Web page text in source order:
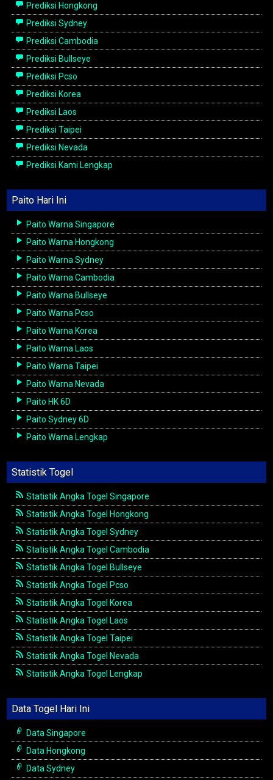
Prediksi Hongkong
Prediksi Sydney
Prediksi Cambodia
Prediksi Bullseye
Prediksi Pcso
Prediksi Korea
Prediksi Laos
Prediksi Taipei
Prediksi Nevada
Prediksi Kami Lengkap
Paito Hari Ini
Paito Warna Singapore
Paito Warna Hongkong
Paito Warna Sydney
Paito Warna Cambodia
Paito Warna Bullseye
Paito Warna Pcso
Paito Warna Korea
Paito Warna Laos
Paito Warna Taipei
Paito Warna Nevada
Paito HK 6D
Paito Sydney 6D
Paito Warna Lengkap
Statistik Togel
Statistik Angka Togel Singapore
Statistik Angka Togel Hongkong
Statistik Angka Togel Sydney
Statistik Angka Togel Cambodia
Statistik Angka Togel Bullseye
Statistik Angka Togel Pcso
Statistik Angka Togel Korea
Statistik Angka Togel Laos
Statistik Angka Togel Taipei
Statistik Angka Togel Nevada
Statistik Angka Togel Lengkap
Data Togel Hari Ini
Data Singapore
Data Hongkong
Data Sydney